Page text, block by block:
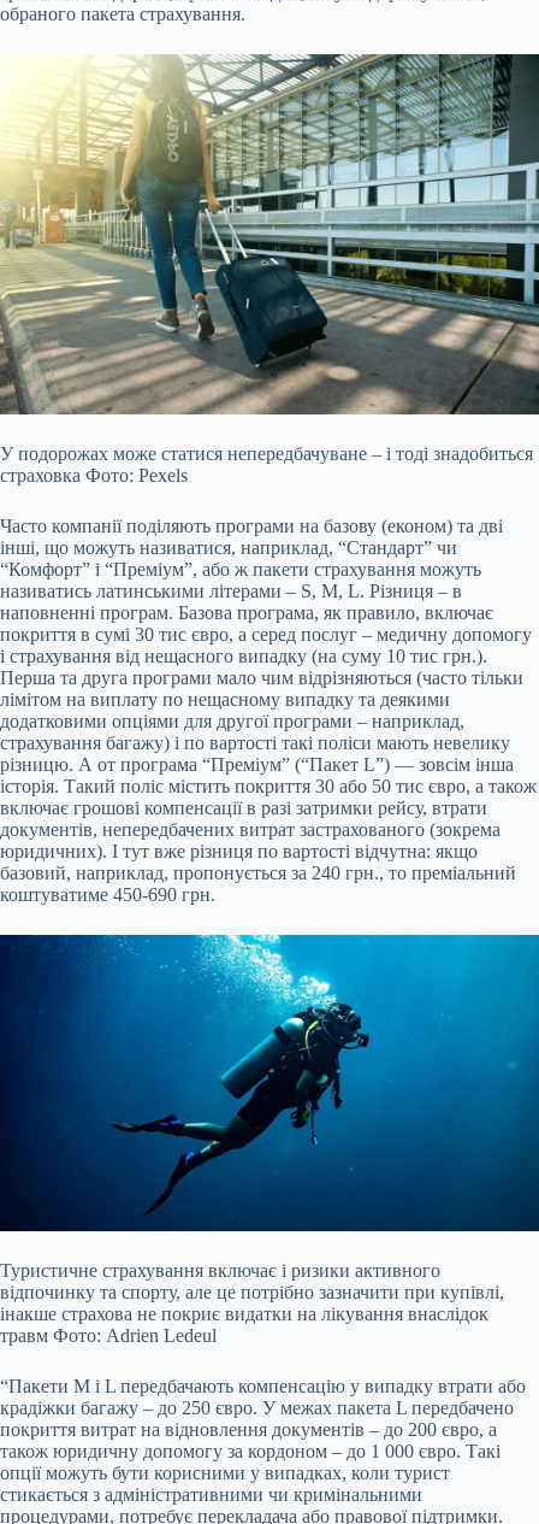
обраного пакета страхування.
У подорожах може статися непередбачуване – і тоді знадобиться
страховка Фото: Pexels
Часто компанії поділяють програми на базову (економ) та дві
інші, що можуть називатися, наприклад, “Стандарт” чи
“Комфорт” і “Преміум”, або ж пакети страхування можуть
називатись латинськими літерами – S, M, L. Різниця – в
наповненні програм. Базова програма, як правило, включає
покриття в сумі 30 тис євро, а серед послуг – медичну допомогу
і страхування від нещасного випадку (на суму 10 тис грн.).
Перша та друга програми мало чим відрізняються (часто тільки
лімітом на виплату по нещасному випадку та деякими
додатковими опціями для другої програми – наприклад,
страхування багажу) і по вартості такі поліси мають невелику
різницю. А от програма “Преміум” (“Пакет L”) — зовсім інша
історія. Такий поліс містить покриття 30 або 50 тис євро, а також
включає грошові компенсації в разі затримки рейсу, втрати
документів, непередбачених витрат застрахованого (зокрема
юридичних). І тут вже різниця по вартості відчутна: якщо
базовий, наприклад, пропонується за 240 грн., то преміальний
коштуватиме 450-690 грн.
Туристичне страхування включає і ризики активного
відпочинку та спорту, але це потрібно зазначити при купівлі,
інакше страхова не покриє видатки на лікування внаслідок
травм Фото: Adrien Ledeul
“Пакети M і L передбачають компенсацію у випадку втрати або
крадіжки багажу – до 250 євро. У межах пакета L передбачено
покриття витрат на відновлення документів – до 200 євро, а
також юридичну допомогу за кордоном – до 1 000 євро. Такі
опції можуть бути корисними у випадках, коли турист
стикається з адміністративними чи кримінальними
процедурами, потребує перекладача або правової підтримки.